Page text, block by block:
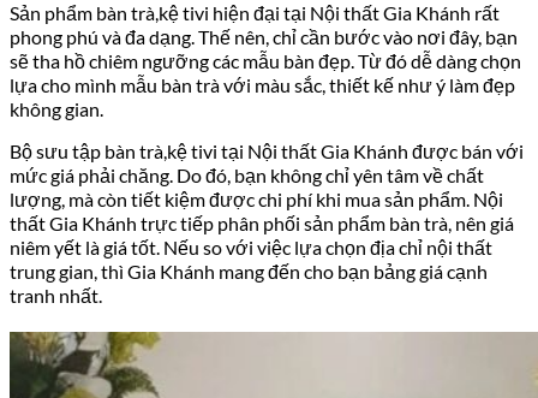
Sản phẩm bàn trà,kệ tivi hiện đại tại Nội thất Gia Khánh rất
phong phú và đa dạng. Thế nên, chỉ cần bước vào nơi đây, bạn
sẽ tha hồ chiêm ngưỡng các mẫu bàn đẹp. Từ đó dễ dàng chọn
lựa cho mình mẫu bàn trà với màu sắc, thiết kế như ý làm đẹp
không gian.
Bộ sưu tập bàn trà,kệ tivi tại Nội thất Gia Khánh được bán với
mức giá phải chăng. Do đó, bạn không chỉ yên tâm về chất
lượng, mà còn tiết kiệm được chi phí khi mua sản phẩm. Nội
thất Gia Khánh trực tiếp phân phối sản phẩm bàn trà, nên giá
niêm yết là giá tốt. Nếu so với việc lựa chọn địa chỉ nội thất
trung gian, thì Gia Khánh mang đến cho bạn bảng giá cạnh
tranh nhất.